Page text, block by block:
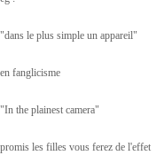
"dans le plus simple un appareil"
en fanglicisme
"In the plainest camera"
promis les filles vous ferez de l'effet